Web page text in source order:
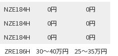
NZE184H 0円
0円
NZE184H 0円
0円
NZE184H 0円
0円
ZRE186H 30～40万円
25～35万円